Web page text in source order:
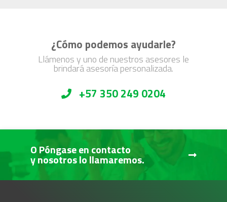
¿Cómo podemos ayudarle?
Llámenos y uno de nuestros asesores le
brindará asesoría personalizada.
+57 350 249 0204
O Póngase en contacto
y nosotros lo llamaremos.